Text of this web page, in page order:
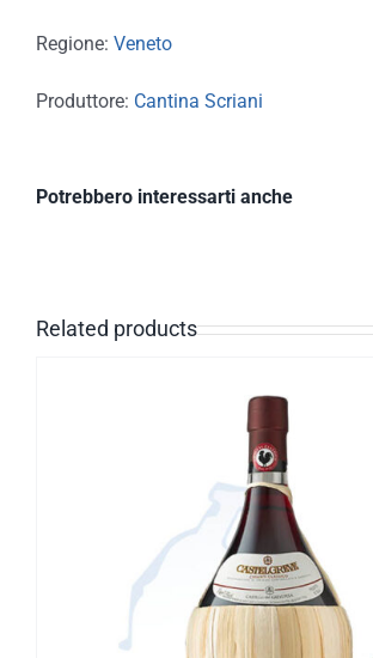
Regione: Veneto
Produttore: Cantina Scriani
Potrebbero interessarti anche
Related products